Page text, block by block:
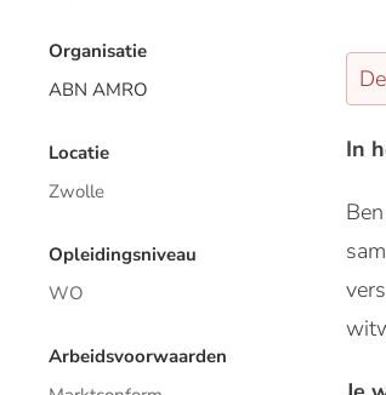
Organisatie
ABN AMRO
Locatie
Zwolle
Opleidingsniveau
WO
Arbeidsvoorwaarden
In